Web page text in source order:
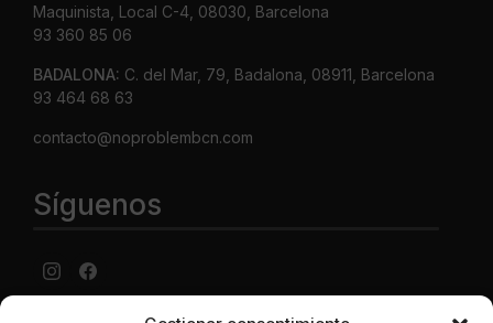
Maquinista, Local C-4, 08030, Barcelona
93 360 85 06
BADALONA: C. del Mar, 79, Badalona, 08911, Barcelona
93 464 68 63
contacto@noproblembcn.com
Síguenos